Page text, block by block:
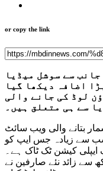
or copy the link
کی جانب سے سوشل میڈیا
اضافہ دیکھا گیا
لوڈ کی جانے والی
سے ہی متعلق ہیں۔
بتانے والی ویب سائٹ
مطابق سال 2021 میں سب سے زیادہ جس ایپ کو
ایپلی کیشن ٹک ٹاک ہے۔
میں ٹک ٹاک کو 58 کروڑ 60 لاکھ سے زائد نئے صارفین نے